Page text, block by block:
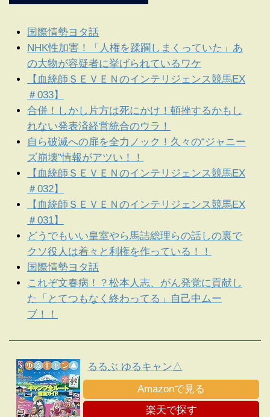
国際情勢ヨタ話
NHK性加害！「人権を蹂躙しまくっていた」あ
の大物が容疑者に挙げられているワケ
【血統師ＳＥＶＥＮのインテリジェンス競馬EX
＃033】
合併！しかし片方は死にかけ！頓挫するかもし
れない発表済経営統合のウラ！
自ら破滅への扉を全力ノック！久々の“ジャニー
ズ崩壊”情報がアツい！！
【血統師ＳＥＶＥＮのインテリジェンス競馬EX
＃032】
【血統師ＳＥＶＥＮのインテリジェンス競馬EX
＃031】
どうでもいい皇室やら馬詰総理らの話しの裏で
クソ役人は着々と利権を作っている！！
国際情勢ヨタ話
これぞ文春病！？松本人志、がん発覚に貢献し
た「とてつもなく終わってる」自己中ムー
ブ！！
るるぶ ゆるキャン△
Amazonで見る
楽天で探す